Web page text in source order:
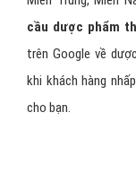
cầu dược phẩm
trên Google về
khi khách hàng
cho bạn.